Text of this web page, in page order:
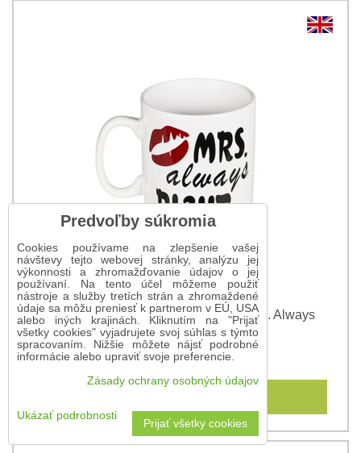
Veľký keramický hrnček s nápisom Mrs. Always
Right
5 €
Predvoľby súkromia
Cookies používame na zlepšenie vašej
návštevy tejto webovej stránky, analýzu jej
výkonnosti a zhromažďovanie údajov o jej
používaní. Na tento účel môžeme použiť
nástroje a služby tretích strán a zhromaždené
údaje sa môžu preniesť k partnerom v EÚ, USA
alebo iných krajinách. Kliknutím na "Prijať
všetky cookies" vyjadrujete svoj súhlas s týmto
spracovaním. Nižšie môžete nájsť podrobné
informácie alebo upraviť svoje preferencie.
Zásady ochrany osobných údajov
Ukázať podrobnosti
Prijať všetky cookies